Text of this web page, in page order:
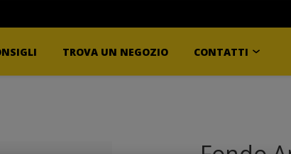
TROVA UN NEGOZIO CONTATTI